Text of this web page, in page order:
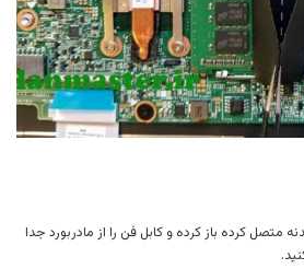
متصل کرده باز کرده و کابل فن را از مادربورد جدا